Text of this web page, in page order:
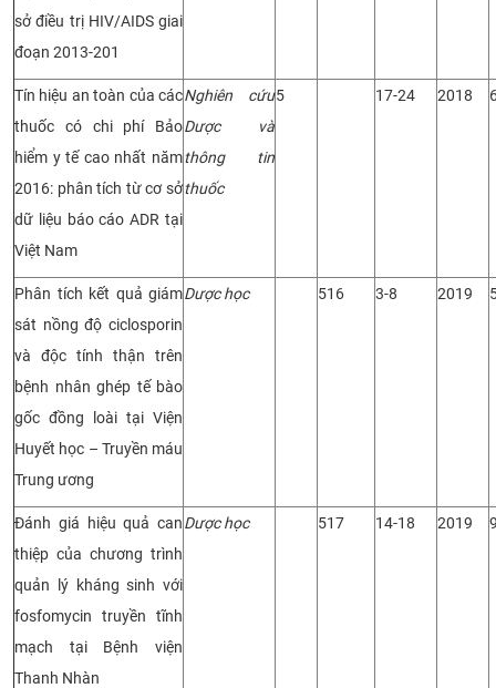
sở điều trị HIV/AIDS giai
đoạn 2013-201
Tín hiệu an toàn của các
thuốc có chi phí Bảo
hiểm y tế cao nhất năm
2016: phân tích từ cơ sở
dữ liệu báo cáo ADR tại
Việt Nam
Nghiên cứu
Dược và
thông tin
thuốc
5 17-24 2018
Phân tích kết quả giám
sát nồng độ ciclosporin
và độc tính thận trên
bệnh nhân ghép tế bào
gốc đồng loài tại Viện
Huyết học – Truyền máu
Trung ương
Dược học 516 3-8 2019
Đánh giá hiệu quả can
thiệp của chương trình
quản lý kháng sinh với
fosfomycin truyền tĩnh
mạch tại Bệnh viện
Thanh Nhàn
Dược học 517 14-18 2019